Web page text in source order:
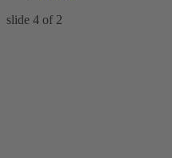
slide 4 of 2